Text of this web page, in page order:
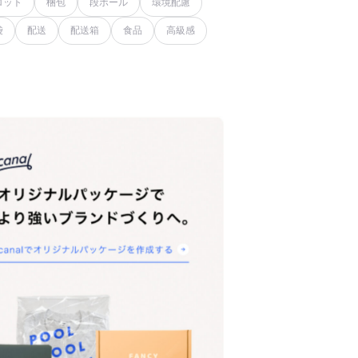
ット 梱包 段ボール 環境配慮
配送 配送箱 食品 高級感